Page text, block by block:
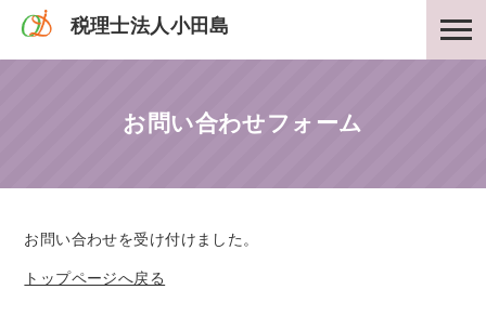
税理士法人小田島
お問い合わせフォーム
お問い合わせを受け付けました。
トップページへ戻る